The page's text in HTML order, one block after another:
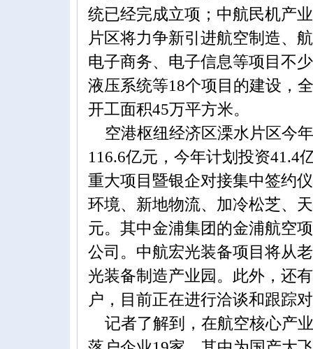
统已经完成立项；中航民机产
片区将力争新引进航空制造、
电子商务、电子信息等项目不
液压系统等18个项目的建设，
开工面积45万平方米。
空港枢纽经济区溧水片区今
116.6亿元，今年计划投资41.4
重大项目暨银企对接集中签约
环境、新地物流、加冷松芝、
元。其中金浦集团的金浦航空
公司。中航宏光装备项目将从
光装备制造产业园。此外，还
户，目前正在进行洽谈和跟踪
记者了解到，在航空核心产